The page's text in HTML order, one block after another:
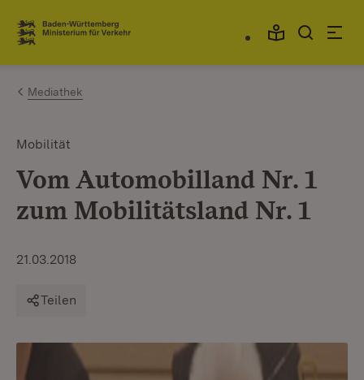
Zum Inhalt springen
Link zur Startseite
Mediathek
Mobilität
Vom Automobilland Nr. 1
zum Mobilitätsland Nr. 1
21.03.2018
Teilen